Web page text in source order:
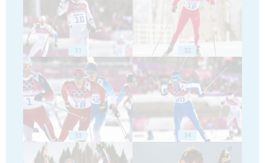
31 32
33 34